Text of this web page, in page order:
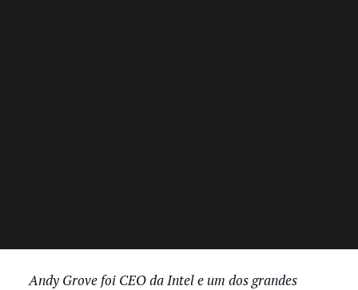
Andy Grove foi CEO da Intel e um dos grandes